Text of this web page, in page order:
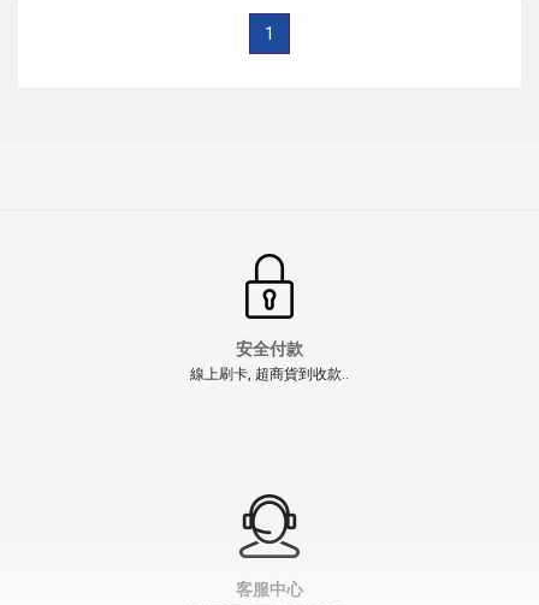
1
安全付款
線上刷卡, 超商貨到收款..
客服中心